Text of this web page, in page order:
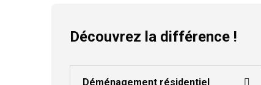
Découvrez la différence !
Déménagement résidentiel